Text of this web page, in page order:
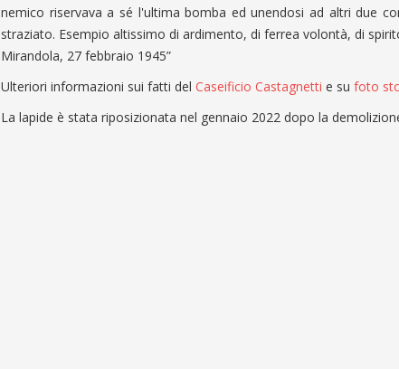
nemico riservava a sé l'ultima bomba ed unendosi ad altri due
straziato. Esempio altissimo di ardimento, di ferrea volontà, di
Mirandola, 27 febbraio 1945”
Ulteriori informazioni sui fatti delCaseificio Castagnetti e sufoto
La lapide è stata riposizionata nel gennaio 2022 dopo la